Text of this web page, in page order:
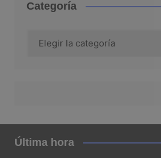
Categoría
Última hora